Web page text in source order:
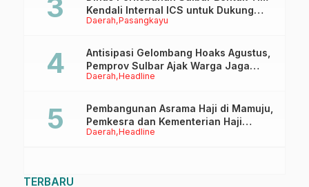
Daerah Pasangkayu
Kendali Internal ICS untuk Dukung
Sertifikasi ISPO Pekebun di
Daerah Headline
Antisipasi Gelombang Hoaks Agustus,
Pemprov Sulbar Ajak Warga Jaga
Ruang Digital
Daerah Headline
Pembangunan Asrama Haji di Mamuju,
Pemkesra dan Kementerian Haji
Sulbar Tinjau Lokasi
TERBARU